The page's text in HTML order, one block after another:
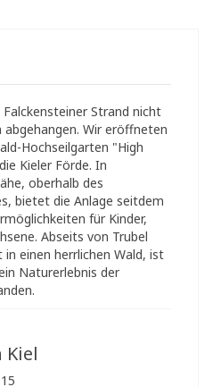
Strand nicht
Wir eröffneten
Hochseilgarten "High
Kieler Förde. In
oberhalb des
bietet die Anlage seitdem
für Kinder,
Abseits von Trubel
einen herrlichen Wald, ist
Naturerlebnis der
Kiel